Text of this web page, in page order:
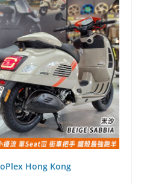
Hong Kong